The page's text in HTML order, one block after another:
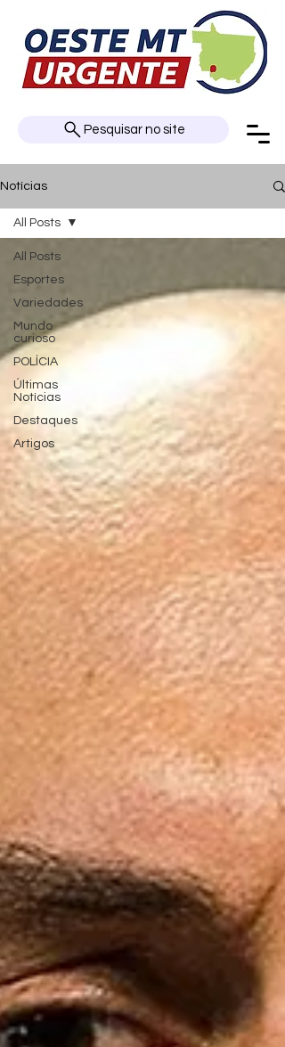
Pesquisar no site
Notícias
All Posts
Esportes
Variedades
Mundo
curioso
POLÍCIA
Últimas
Notícias
Destaques
Artigos
All Posts